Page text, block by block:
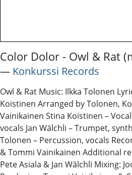
Color Dolor - Owl & Rat
― Konkurssi Records
Owl & Rat Music: Ilkka Tolonen
Koistinen Arranged by Tolonen,
Vainikainen Stina Koistinen –
vocals Jan Wälchli – Trumpet,
Tolonen – Percussion, vocals
& Tommi Vainikainen Additional
Pete Asiala & Jan Wälchli Mixing: